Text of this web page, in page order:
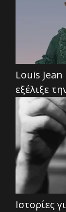
Louis
εξέλιξε
Ιστορίες